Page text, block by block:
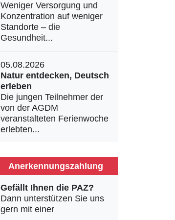
Weniger Versorgung und
Konzentration auf weniger
Standorte – die
Gesundheit...
05.08.2026
Natur entdecken, Deutsch
erleben
Die jungen Teilnehmer der
von der AGDM
veranstalteten Ferienwoche
erlebten...
Anerkennungszahlung
Gefällt Ihnen die PAZ?
Dann unterstützen Sie uns
gern mit einer